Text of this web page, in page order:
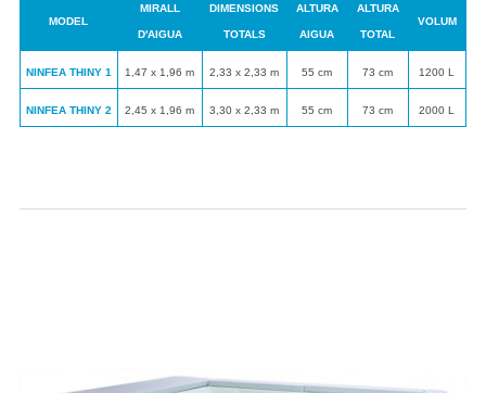
MODEL
MIRALL
D'AIGUA
DIMENSIONS
TOTALS
ALTURA
AIGUA
ALTURA
TOTAL
VOLUM
NINFEA THINY 1 1,47 x 1,96 m 2,33 x 2,33 m 55 cm 73 cm 1200 L
NINFEA THINY 2 2,45 x 1,96 m 3,30 x 2,33 m 55 cm 73 cm 2000 L